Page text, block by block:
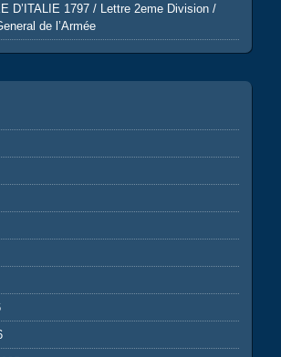
D’ITALIE 1797 / Lettre 2eme Division /
de l’Armée